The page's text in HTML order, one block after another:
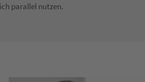
parallel nutzen.